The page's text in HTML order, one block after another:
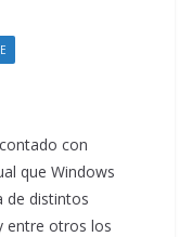
con
que Windows
de distintos
entre otros los